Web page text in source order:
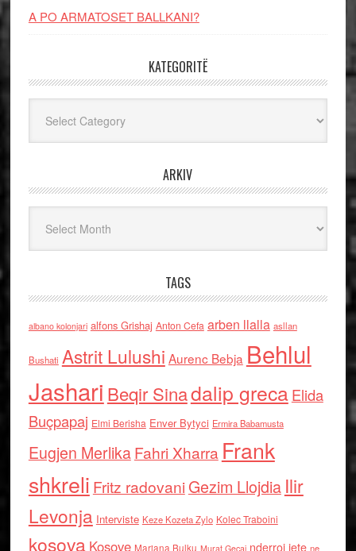
A PO ARMATOSET BALLKANI?
KATEGORITË
ARKIV
TAGS
albano kolonjari alfons Grishaj Anton Cefa arben llalla asllan
Bushati Astrit Lulushi Aurenc Bebja Behlul
Jashari Beqir Sinadalip grecaElida
Buçpapaj Elmi Berisha Enver Bytyci Ermira Babamusta
Eugjen MerlikaFahri Xharra Frank
shkreli Fritz radovaniGezim Llojdia Ilir
Levonja Interviste Keze Kozeta Zylo Kolec Traboini
kosova Kosove Marjana Bulku Murat Gecaj nderroi jete ne